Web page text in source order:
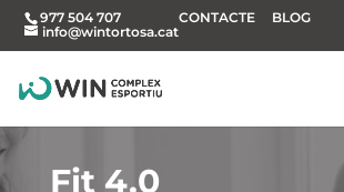
977 504 707
info@wintortosa.cat
CONTACTE BLOG
Fit 4.0